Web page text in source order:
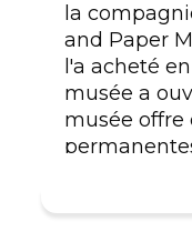
la
and Paper
l'a acheté
musée a
musée offre
expositions